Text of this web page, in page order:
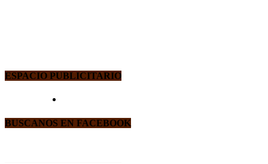
ESPACIO PUBLICITARIO
BUSCANOS EN FACEBOOK